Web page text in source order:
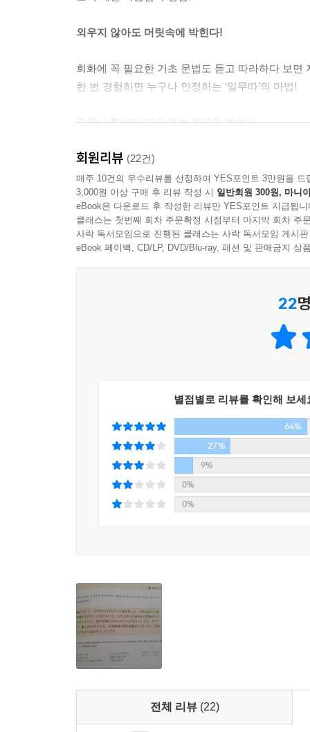
외우지 않아도 머릿속에 박힌다!
회화에 꼭 필요한 기초 문법도 듣고 따라하다 보면
한 번 경험하면 누구나 인정하는 ‘일무따’의 마법!
과외나 학원이 필요 없는 최고의 해설 !
25만 독자들이 꼽은 최고의 일본어 전문가, 후지이
독학자의 궁금증을 확실하게 풀어준다!
★ 이 책의 특징
1. 본격적인 회화 공부를 위한 소리 패턴 학습의 심
활용을 다뤘다면, 이번에 출간된 《일본어 무작
가서 네이티브처럼 말하고 싶다면 소리 패턴 학습
까다롭게 공들여 만든 듣기 자료의 힘이다. 저자
공부가 될 수 있도록 만들었고, 오디오 구성을
세심하게 체크했으며, 책의 모든 단어에 억양을
3. 과외나 학원이 필요 없는 최고의 해설 !
교과서적인 설명이 아니라 일본어를 공부할 때
회원리뷰 (22건)
매주 10건의 우수리뷰를 선정하여 YES포인트 3만원을 드
3,000원 이상 구매 후 리뷰 작성 시 일반회원 300원, 마니
eBook은 다운로드 후 작성한 리뷰만 YES포인트 지급됩니
클래스는 첫번째 회차 주문확정 시점부터 마지막 회차 주
사락 독서모임으로 진행된 클래스는 사락 독서모임 게시
eBook 페이백, CD/LP, DVD/Blu-ray, 패션 및 판매금지 상
22
별점별로 리뷰를 확인해 보세
64%
27%
9%
0%
0%
전체 리뷰 (22)